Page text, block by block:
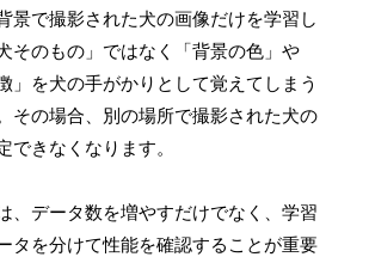
景で撮影された犬の画像だけを学習し
そのもの」ではなく「背景の色」や
」を犬の手がかりとして覚えてしまう
その場合、別の場所で撮影された犬の
できなくなります。
、データ数を増やすだけでなく、学習
タを分けて性能を確認することが重要